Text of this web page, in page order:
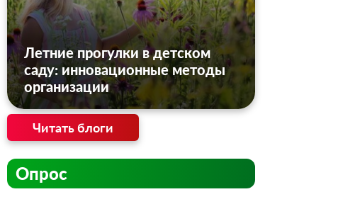
Летние прогулки в детском
саду: инновационные методы
организации
Читать блоги
Опрос